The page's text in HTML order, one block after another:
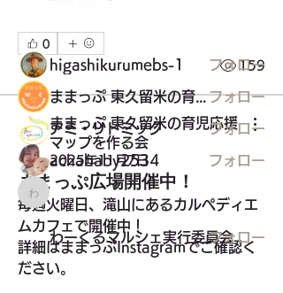
0
0 159
ままっぷ 東久留米の育児応援
マップを作る会
2025年11月7日
ままっぷ広場開催中！
毎週火曜日、滝山にあるカルペディエ
ムカフェで開催中！
詳細はままっぷInstagramでご確認く
ださい。
メンバー
higashikurumebs-1 フォロー
ままっぷ 東久留米の育児応援マップを作る会フォロー
アミ・リトミック フォロー
achababy2534 フォロー
わーくるマルシェ実行委員会
わーくるマルシェ実行委員会フォロー